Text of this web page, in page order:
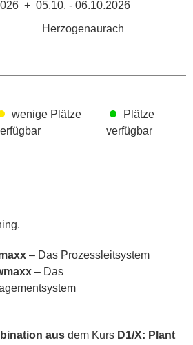
+05.10. - 06.10.2026
Herzogenaurach
wenige Plätze
Plätze
verfügbar
– Das Prozessleitsystem
– Das
aus dem Kurs D1/X: Plant